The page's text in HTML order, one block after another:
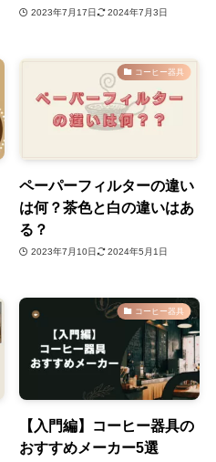
2023年7月17日 2024年7月3日
コーヒー器具
ペーパーフィルターの違い
は何？茶色と白の違いはあ
る？
2023年7月10日 2024年5月1日
コーヒー器具
【入門編】コーヒー器具の
おすすめメーカー5選